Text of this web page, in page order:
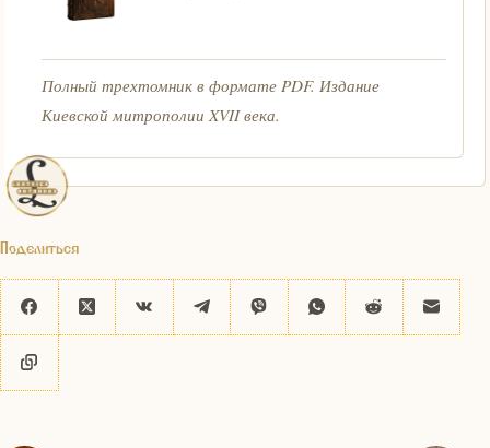
Полный трехтомник в формате PDF. Издание
Киевской митрополии XVII века.
Поделиться